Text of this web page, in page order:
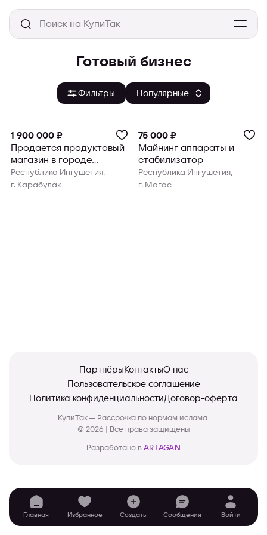
Готовый бизнес
Фильтры
1 900 000 ₽
Продается продуктовый
магазин в городе
Карабулак
Республика Ингушетия,
г. Карабулак
75 000 ₽
Майнинг аппараты и
стабилизатор
Республика Ингушетия,
г. Магас
ПартнёрыКонтактыО нас
Пользовательское соглашение
Политика конфиденциальностиДоговор-оферта
КупиТак — Рассрочка по нормам ислама.
© 2026 | Все права защищены
Разработано в ARTAGAN
Главная Избранное Создать Сообщения Войти